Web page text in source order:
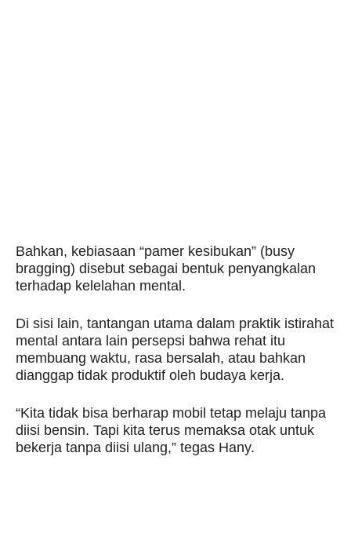
Bahkan, kebiasaan “pamer kesibukan” (busy
bragging) disebut sebagai bentuk penyangkalan
terhadap kelelahan mental.
Di sisi lain, tantangan utama dalam praktik istirahat
mental antara lain persepsi bahwa rehat itu
membuang waktu, rasa bersalah, atau bahkan
dianggap tidak produktif oleh budaya kerja.
“Kita tidak bisa berharap mobil tetap melaju tanpa
diisi bensin. Tapi kita terus memaksa otak untuk
bekerja tanpa diisi ulang,” tegas Hany.